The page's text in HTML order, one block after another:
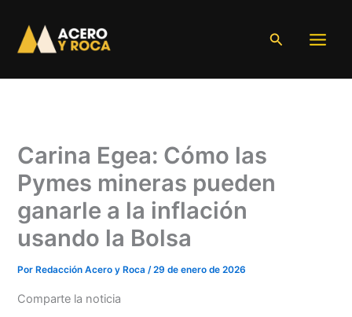
contenido
Buscar
Carina Egea: Cómo las
Pymes mineras pueden
ganarle a la inflación
usando la Bolsa
Por Redacción Acero y Roca/29 de enero de 2026
Comparte la noticia